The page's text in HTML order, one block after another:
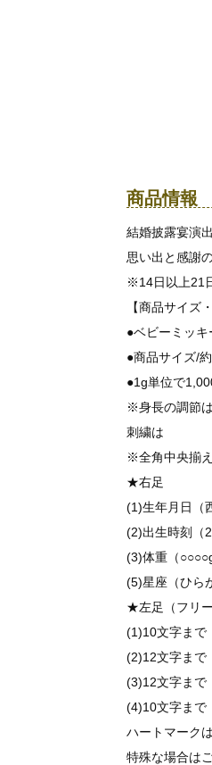
商品情報
結婚披露宴演
思い出と感謝
※14日以上21
【商品サイズ
●ベビーミッ
●商品サイズ/
●1g単位で
※身長の調節
刺繍は
※全角中央揃え
★右足
(1)生年月日（
(2)出生時刻（
(3)体重（
(5)星座（ひら
★左足（フリ
(1)10文字まで
(2)12文字まで
(3)12文字まで
(4)10文字まで
ハートマーク
特殊な場合は